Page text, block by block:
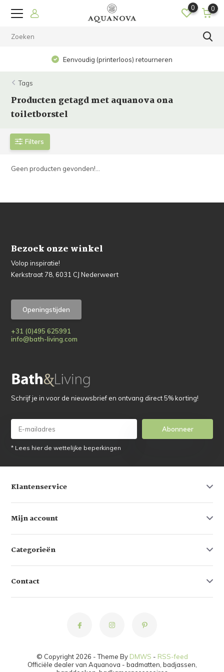
0 0
Eenvoudig (printerloos) retourneren
Tags
Producten getagd met aquanova ona
toiletborstel
Filters
Geen producten gevonden!...
Bezoek onze winkel
Volop inspiratie!
Kerkstraat 78, 6031 CJ Nederweert
Openingstijden
+31 (0)495 625991
info@bath-living.com
Schrijf je in voor de nieuwsbrief en ontvang direct 5% korting!
Abonneer
* Lees hier de wettelijke beperkingen
Klantenservice
Mijn account
Categorieën
Contact
© Copyright 2026 - Theme By DMWS - RSS-feed
Officiële dealer van Aquanova - badmatten, badjassen,